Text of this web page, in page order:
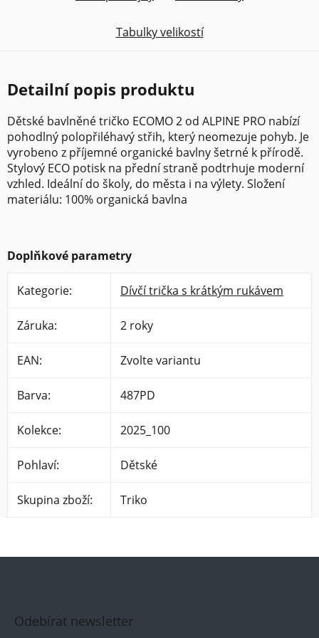
Tabulky velikostí
Detailní popis produktu
Dětské bavlněné tričko ECOMO 2 od ALPINE PRO nabízí
pohodlný polopřiléhavý střih, který neomezuje pohyb. Je
vyrobeno z příjemné organické bavlny šetrné k přírodě.
Stylový ECO potisk na přední straně podtrhuje moderní
vzhled. Ideální do školy, do města i na výlety. Složení
materiálu: 100% organická bavlna
Doplňkové parametry
Kategorie: Dívčí trička s krátkým rukávem
Záruka: 2 roky
EAN: Zvolte variantu
Barva: 487PD
Kolekce: 2025_100
Pohlaví: Dětské
Skupina zboží: Triko
Odebírat newsletter